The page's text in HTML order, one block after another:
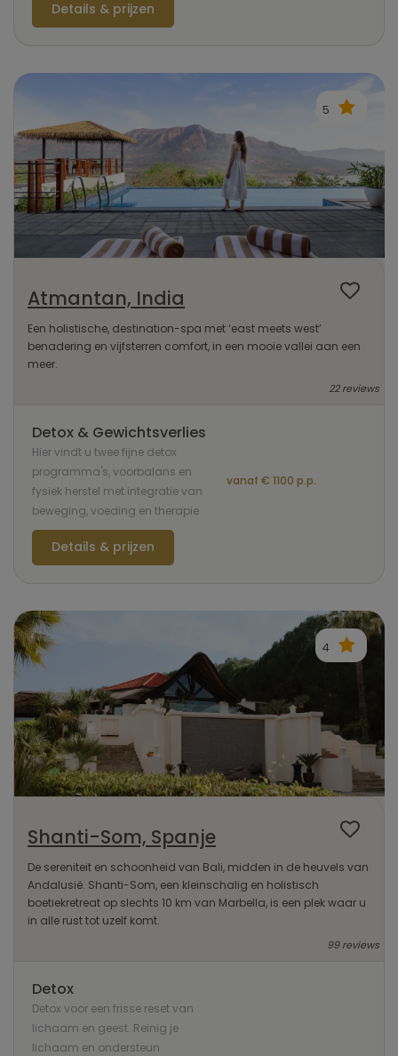
Details & prijzen
5
Atmantan, India
Een holistische, destination-spa met ‘east meets west’
benadering en vijfsterren comfort, in een mooie vallei aan een
meer.
22 reviews
Detox & Gewichtsverlies
Hier vindt u twee fijne detox
programma's, voorbalans en
fysiek herstel met integratie van
beweging, voeding en therapie
vanaf € 1100 p.p.
Details & prijzen
4
Shanti-Som, Spanje
De sereniteit en schoonheid van Bali, midden in de heuvels van
Andalusië. Shanti-Som, een kleinschalig en holistisch
boetiekretreat op slechts 10 km van Marbella, is een plek waar u
in alle rust tot uzelf komt.
99 reviews
Detox
Detox voor een frisse reset van
lichaam en geest. Reinig je
lichaam en ondersteun